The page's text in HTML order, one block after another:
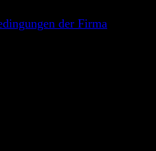
der Firma